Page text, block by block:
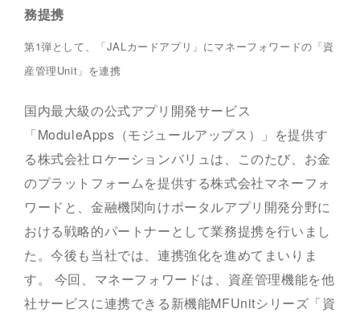
務提携
第1弾として、「JALカードアプリ」にマネーフォワードの「資
産管理Unit」を連携
国内最大級の公式アプリ開発サービス
「ModuleApps（モジュールアップス）」を提供す
る株式会社ロケーションバリュは、このたび、お金
のプラットフォームを提供する株式会社マネーフォ
ワードと、金融機関向けポータルアプリ開発分野に
おける戦略的パートナーとして業務提携を行いまし
た。今後も当社では、連携強化を進めてまいりま
す。 今回、マネーフォワードは、資産管理機能を他
社サービスに連携できる新機能MFUnitシリーズ「資